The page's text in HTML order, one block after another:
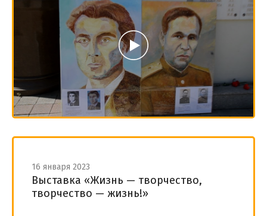
16 января 2023
Выставка «Жизнь — творчество,
творчество — жизнь!»